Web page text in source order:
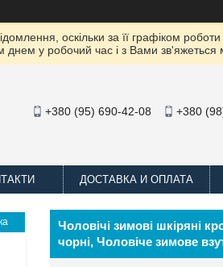
оскільки за її графіком
​​у робочий час і з Вами зв'яжеться
+380 (95) 690-42-08 +380
ДОСТАВКА И ОПЛАТА
Чоловічі зимові шкіряні
чорні, Чоловіче зимове